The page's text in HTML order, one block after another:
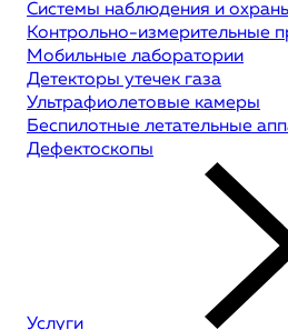
Системы наблюдения и
Контрольно-измерительные
Мобильные лаборатории
Детекторы утечек газа
Ультрафиолетовые камеры
Беспилотные летательные
Дефектоскопы
Услуги